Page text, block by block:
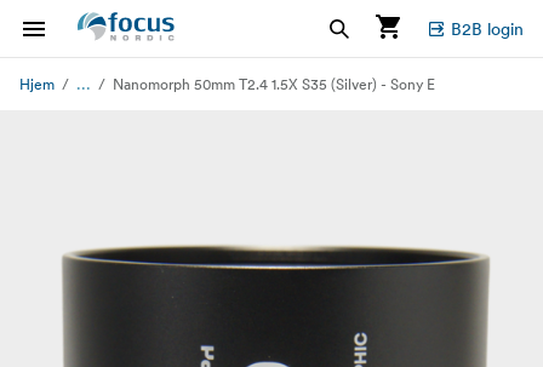
B2B login
Hjem ... Nanomorph 50mm T2.4 1.5X S35 (Silver) - Sony E